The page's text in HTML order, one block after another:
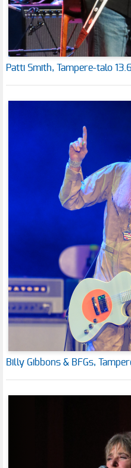
Patti Smith, Tampere-talo
Billy Gibbons & BFGs,